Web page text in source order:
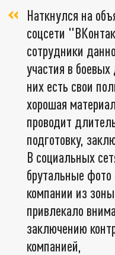
Наткнулся на
соцсети
сотрудники
участия в
них есть свои
хорошая
проводит
подготовку,
В социальных
брутальные фото
компании из
привлекало
заключению
компанией,